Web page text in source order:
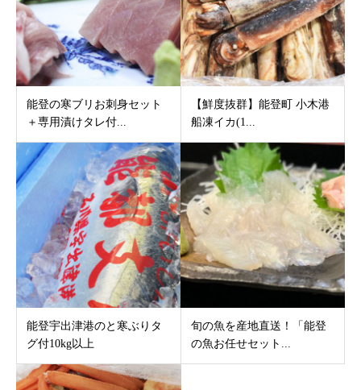
能登の寒ブリお刺身セット
＋専用漬けタレ付...
【鮮度抜群】能登町 小木港
船凍イカ(1...
能登宇出津港のと寒ぶりタ
グ付10kg以上
旬の魚を産地直送！「能登
の魚お任せセット...